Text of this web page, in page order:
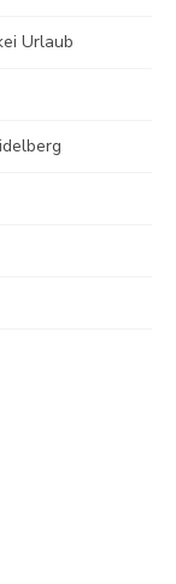
Urlaub